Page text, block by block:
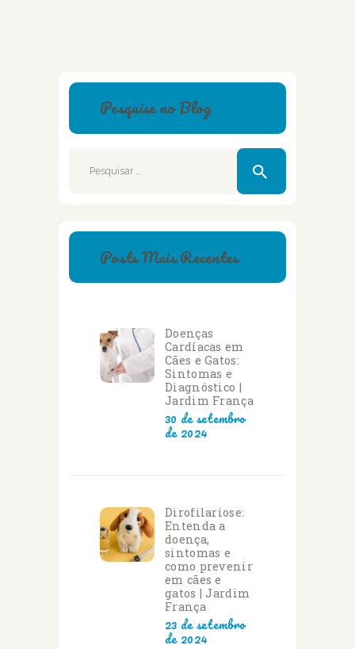
Pesquise no Blog
Posts Mais Recentes
Doenças
Cardíacas em
Cães e Gatos:
Sintomas e
Diagnóstico |
Jardim França
30 de setembro
de 2024
Dirofilariose:
Entenda a
doença,
sintomas e
como prevenir
em cães e
gatos | Jardim
França
23 de setembro
de 2024